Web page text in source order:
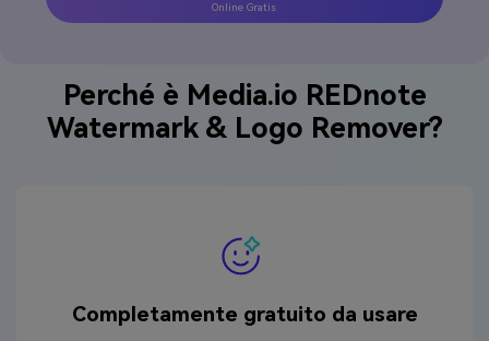
Online Gratis
Perché è Media.io REDnote
Watermark & Logo Remover?
Completamente gratuito da usare